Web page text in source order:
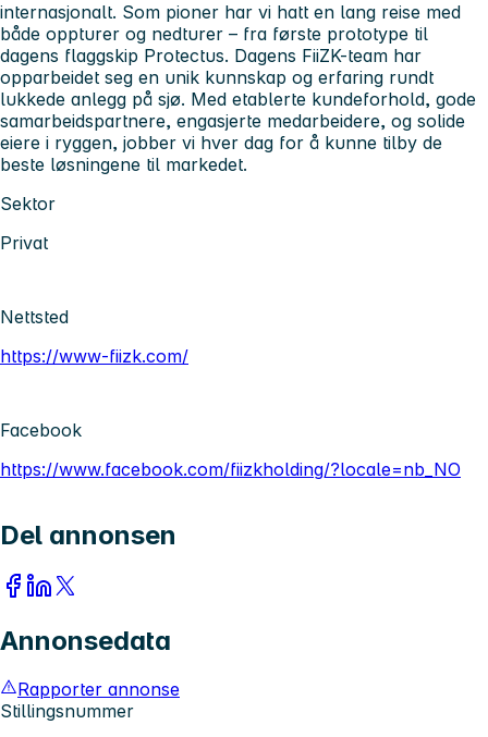
internasjonalt. Som pioner har vi hatt en lang reise med
både oppturer og nedturer – fra første prototype til
dagens flaggskip Protectus. Dagens FiiZK-team har
opparbeidet seg en unik kunnskap og erfaring rundt
lukkede anlegg på sjø. Med etablerte kundeforhold, gode
samarbeidspartnere, engasjerte medarbeidere, og solide
eiere i ryggen, jobber vi hver dag for å kunne tilby de
beste løsningene til markedet.
Sektor
Privat
Nettsted
https://www-fiizk.com/
Facebook
https://www.facebook.com/fiizkholding/?locale=nb_NO
Del annonsen
Annonsedata
Rapporter annonse
Stillingsnummer